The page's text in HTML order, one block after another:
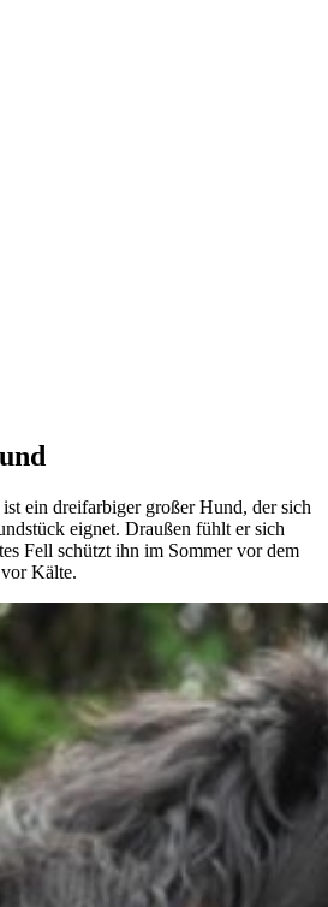
ist ein dreifarbiger großer Hund, der sich
eignet. Draußen fühlt er sich
Fell schützt ihn im Sommer vor dem
Kälte.